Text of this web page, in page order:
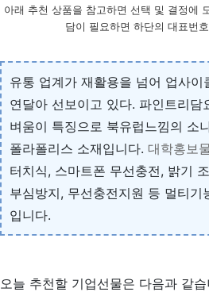
아래 추천 상품을 참고하면 선택 및 결정에
담이 필요하면 하단의 대표번
유통 업계가 재활용을 넘어 업사
연달아 선보이고 있다. 파인트리담
벼움이 특징으로 북유럽느낌의 소
폴라폴리스 소재입니다. 대학홍보
터치식, 스마트폰 무선충전, 밝기
부심방지, 무선충전지원 등 멀티기
입니다.
오늘 추천할 기업선물은 다음과 같습